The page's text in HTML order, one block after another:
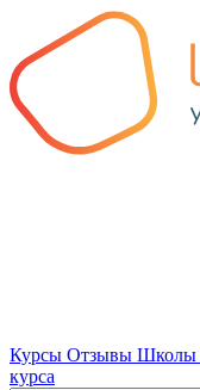
Курсы Отзывы Школы
курса